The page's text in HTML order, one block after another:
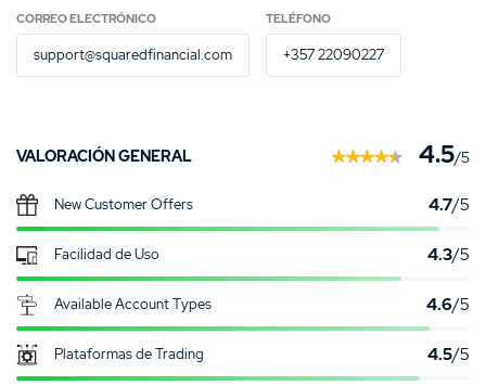
CORREO ELECTRÓNICO
support@squaredfinancial.com
TELÉFONO
+357 22090227
VALORACIÓN GENERAL 4.5/5
New Customer Offers 4.7/5
Facilidad de Uso 4.3/5
Available Account Types 4.6/5
Plataformas de Trading 4.5/5